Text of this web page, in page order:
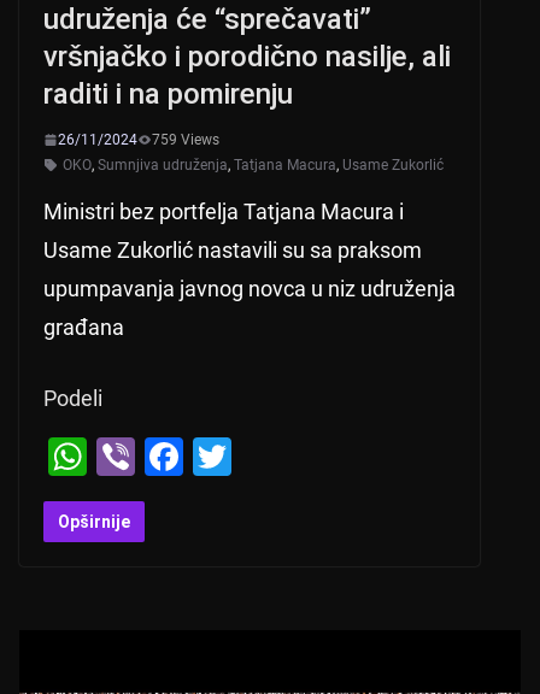
udruženja će “sprečavati”
vršnjačko i porodično nasilje, ali
raditi i na pomirenju
26/11/2024
759 Views
OKO, Sumnjiva udruženja, Tatjana Macura, Usame Zukorlić
Ministri bez portfelja Tatjana Macura i
Usame Zukorlić nastavili su sa praksom
upumpavanja javnog novca u niz udruženja
građana
Podeli
W
h
at
Vi
b
er
F
Opširnije